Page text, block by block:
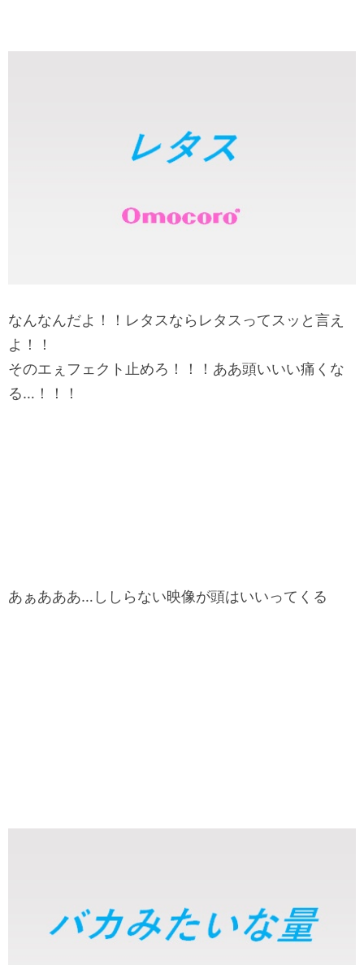
なんなんだよ！！レタスならレタスってスッと言え
よ！！
そのエぇフェクト止めろ！！！ああ頭いいい痛くな
る…！！！
あぁあああ…ししらない映像が頭はいいってくる